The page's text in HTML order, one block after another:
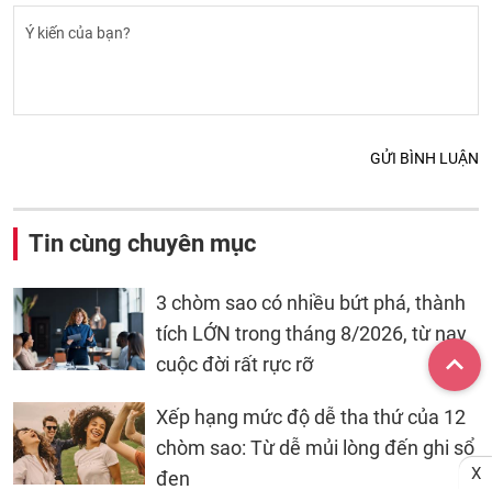
GỬI BÌNH LUẬN
Tin cùng chuyên mục
3 chòm sao có nhiều bứt phá, thành
tích LỚN trong tháng 8/2026, từ nay
cuộc đời rất rực rỡ
Xếp hạng mức độ dễ tha thứ của 12
chòm sao: Từ dễ mủi lòng đến ghi sổ
đen
X